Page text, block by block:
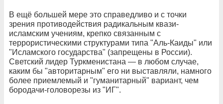
В ещё большей мере это справедливо и с точки
зрения противодействия радикальным квази-
исламским учениям, крепко связанным с
террористическими структурами типа "Аль-Каиды" или
"Исламского государства" (запрещены в России).
Светский лидер Турк­менистана — в любом случае,
каким бы "авторитарным" его ни выставляли, намного
более приемлемый и "гуманитарный" вариант, чем
бородачи-головорезы из "ИГ".